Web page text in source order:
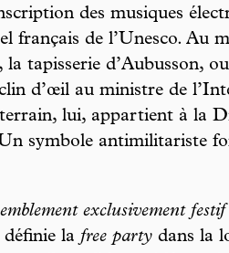
des musiques
français de l’Unesco. Au
la tapisserie d’Aubusson,
d’œil au ministre de
lui, appartient à la
symbole antimilitariste
exclusivement
définie la free party dans la